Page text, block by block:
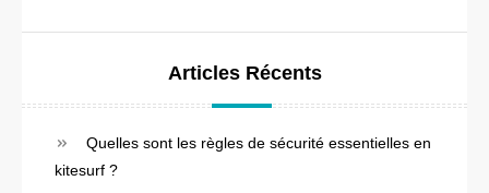
n
d
e
Articles Récents
Quelles sont les règles de sécurité essentielles en
kitesurf ?